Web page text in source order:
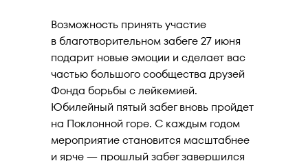
Возможность принять участие
в благотворительном забеге 27 июня
подарит новые эмоции и сделает вас
частью большого сообщества друзей
Фонда борьбы с лейкемией.
Юбилейный пятый забег вновь пройдет
на Поклонной горе. С каждым годом
мероприятие становится масштабнее
и ярче — прошлый забег завершился